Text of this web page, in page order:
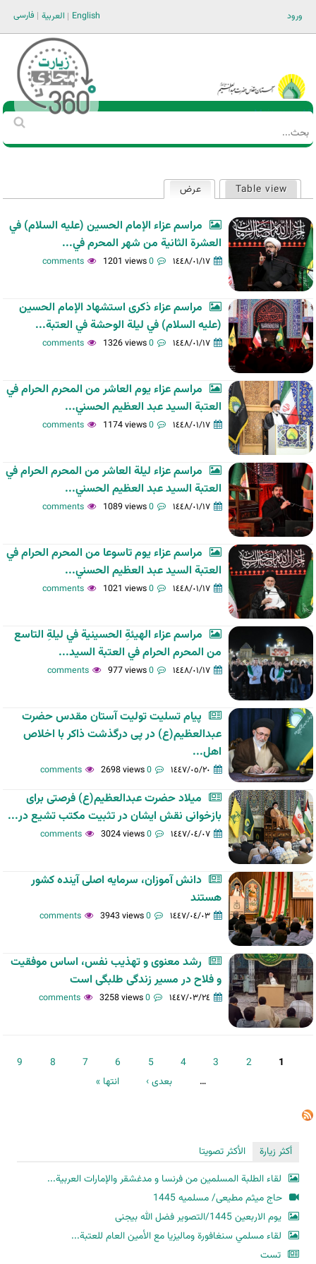
ورود فارسی العربية English
Main men-AR
استمارة
‏
الأساسية
Table view عرض
مراسم عزاء الإمام الحسين (عليه السلام) في
العشرة الثانية من شهر المحرم في...
١٤٤٨/٠١/١٧ 0 comments
1201 views
مراسم عزاء ذكرى استشهاد الإمام الحسين
(عليه السلام) في ليلة الوحشة في العتبة...
١٤٤٨/٠١/١٧ 0 comments
1326 views
مراسم عزاء يوم العاشر من المحرم الحرام في
العتبة السيد عبد العظيم الحسني...
١٤٤٨/٠١/١٧ 0 comments
1174 views
مراسم عزاء ليلة العاشر من المحرم الحرام في
العتبة السيد عبد العظيم الحسني...
١٤٤٨/٠١/١٧ 0 comments
1089 views
مراسم عزاء يوم تاسوعا من المحرم الحرام في
العتبة السيد عبد العظيم الحسني...
١٤٤٨/٠١/١٧ 0 comments
1021 views
مراسم عزاء الهيئةِ الحسينية في ليلةِ التاسع
من المحرم الحرام في العتبة السيد...
١٤٤٨/٠١/١٧ 0 comments
977 views
پیام تسلیت تولیت آستان مقدس حضرت
عبدالعظیم(ع) در پی درگذشت ذاکر با اخلاص
اهل...
١٤٤٧/٠٥/٢٠ 0 comments
2698 views
میلاد حضرت عبدالعظیم(ع) فرصتی برای
بازخوانی نقش ایشان در تثبیت مکتب تشیع در...
١٤٤٧/٠٤/٠٧ 0 comments
3024 views
دانش آموزان، سرمایه اصلی آینده کشور
هستند
١٤٤٧/٠٤/٠٣ 0 comments
3943 views
رشد معنوی و تهذیب نفس، اساس موفقیت
و فلاح در مسیر زندگی طلبگی است
١٤٤٧/٠٣/٢٤ 0 comments
3258 views
الصفحات
1
2
3
4
5
6
7
8
9
…
بعدی › انتها »
أكثر زيارة
الأكثر تصويتا
لقاء الطلبة المسلمين من فرنسا و مدغشقر والإمارات العربية...
حاج میثم مطیعی/ مسلمیه 1445
یوم الاربعین 1445/التصویر فضل الله بیجنی
لقاء مسلمي سنغافورة وماليزيا مع الأمين العام للعتبة...
تست